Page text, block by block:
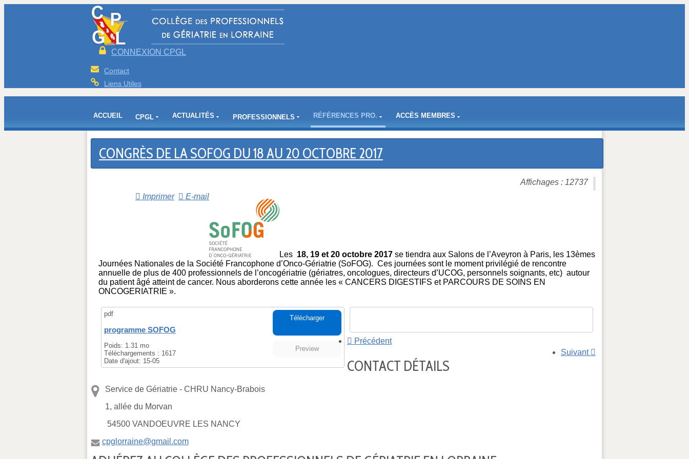
CONNEXION CPGL
Contact
Liens Utiles
ACCUEIL CPGL ACTUALITÉS PROFESSIONNELS RÉFÉRENCES PRO. ACCÈS MEMBRES
CONGRÈS DE LA SOFOG DU 18 AU 20 OCTOBRE 2017
Affichages : 12737
Imprimer
E-mail
Les 18, 19 et 20 octobre 2017 se tiendra aux Salons de l’Aveyron à Paris, les 13èmes
Journées Nationales de la Société Francophone d’Onco-Gériatrie (SoFOG). Ces journées sont le moment privilégié de rencontre
annuelle de plus de 400 professionnels de l’oncogériatrie (gériatres, oncologues, directeurs d’UCOG, personnels soignants, etc) autour
du patient âgé atteint de cancer. Nous aborderons cette année les « CANCERS DIGESTIFS et PARCOURS DE SOINS EN
ONCOGERIATRIE ».
pdf
programme SOFOG
Poids: 1.31 mo
Téléchargements : 1617
Date d'ajout: 15-05
Télécharger
Preview
Précédent
Suivant
CONTACT DÉTAILS
Service de Gériatrie - CHRU Nancy-Brabois
1, allée du Morvan
54500 VANDOEUVRE LES NANCY
cpglorraine@gmail.com